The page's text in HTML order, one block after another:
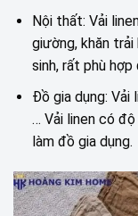
Nội thất: Vải
giường, khăn
sinh, rất phù
Đồ gia dụng: Vải
… Vải linen có
làm đồ gia dụng.